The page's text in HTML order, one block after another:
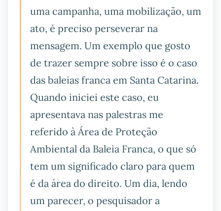
uma campanha, uma mobilização, um
ato, é preciso perseverar na
mensagem. Um exemplo que gosto
de trazer sempre sobre isso é o caso
das baleias franca em Santa Catarina.
Quando iniciei este caso, eu
apresentava nas palestras me
referido à Área de Proteção
Ambiental da Baleia Franca, o que só
tem um significado claro para quem
é da área do direito. Um dia, lendo
um parecer, o pesquisador a